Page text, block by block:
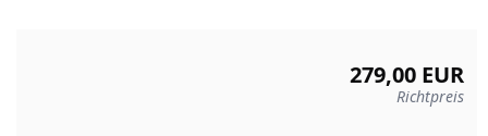
279,00 EUR
Richtpreis